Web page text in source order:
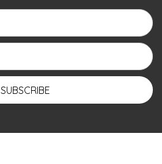
SUBSCRIBE